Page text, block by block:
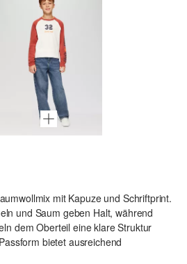
mit Kapuze und Schriftprint.
und Saum geben Halt, während
dem Oberteil eine klare Struktur
bietet ausreichend